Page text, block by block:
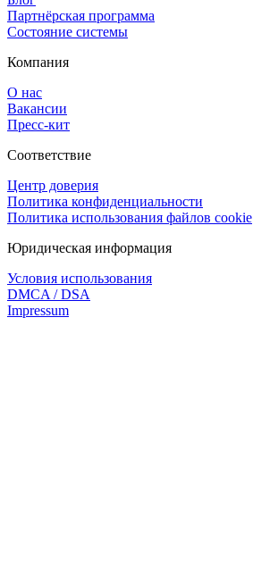
Партнёрская программа
Состояние системы
Компания
О нас
Вакансии
Пресс-кит
Соответствие
Центр доверия
Политика конфиденциальности
Политика использования файлов cookie
Юридическая информация
Условия использования
DMCA / DSA
Impressum